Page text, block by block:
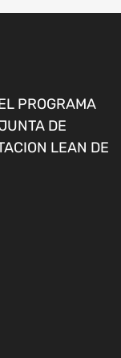
PROGRAMA
DE
LEAN DE